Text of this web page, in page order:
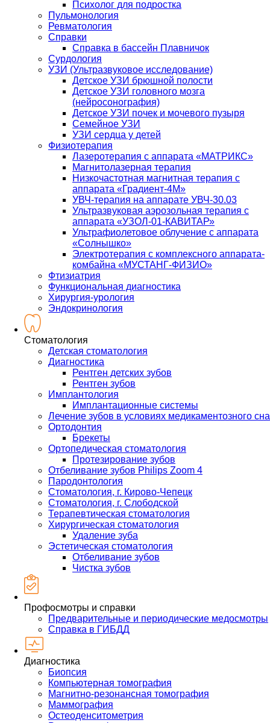
Психолог для подростка
Пульмонология
Ревматология
Справки
Справка в бассейн Плавничок
Сурдология
УЗИ (Ультразвуковое исследование)
Детское УЗИ брюшной полости
Детское УЗИ головного мозга
(нейросонография)
Детское УЗИ почек и мочевого пузыря
Семейное УЗИ
УЗИ сердца у детей
Физиотерапия
Лазеротерапия с аппарата «МАТРИКС»
Магнитолазерная терапия
Низкочастотная магнитная терапия с
аппарата «Градиент-4М»
УВЧ-терапия на аппарате УВЧ-30.03
Ультразвуковая аэрозольная терапия с
аппарата «УЗОЛ-01-КАВИТАР»
Ультрафиолетовое облучение с аппарата
«Солнышко»
Электротерапия с комплексного аппарата-
комбайна «МУСТАНГ-ФИЗИО»
Фтизиатрия
Функциональная диагностика
Хирургия-урология
Эндокринология
Стоматология
Детская стоматология
Диагностика
Рентген детских зубов
Рентген зубов
Имплантология
Имплантационные системы
Лечение зубов в условиях медикаментозного сна
Ортодонтия
Брекеты
Ортопедическая стоматология
Протезирование зубов
Отбеливание зубов Philips Zoom 4
Пародонтология
Стоматология, г. Кирово-Чепецк
Стоматология, г. Слободской
Терапевтическая стоматология
Хирургическая стоматология
Удаление зуба
Эстетическая стоматология
Отбеливание зубов
Чистка зубов
Профосмотры и справки
Предварительные и периодические медосмотры
Справка в ГИБДД
Диагностика
Биопсия
Компьютерная томография
Магнитно-резонансная томография
Маммография
Остеоденситометрия